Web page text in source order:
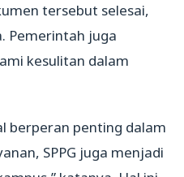
tersebut selesai,
Pemerintah juga
kesulitan dalam
berperan penting dalam
SPPG juga menjadi